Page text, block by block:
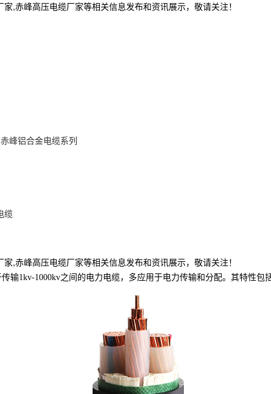
,赤峰高压电缆厂家等相关信息发布和资讯展示，敬请关注！
赤峰铝合金电缆系列
缆
,赤峰高压电缆厂家等相关信息发布和资讯展示，敬请关注！
输1kv-1000kv之间的电力电缆，多应用于电力传输和分配。其特性包